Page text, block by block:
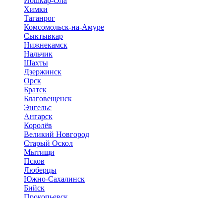
Химки
Таганрог
Комсомольск-на-Амуре
Сыктывкар
Нижнекамск
Нальчик
Шахты
Дзержинск
Орск
Братск
Благовещенск
Энгельс
Ангарск
Королёв
Великий Новгород
Старый Оскол
Мытищи
Псков
Люберцы
Южно-Сахалинск
Бийск